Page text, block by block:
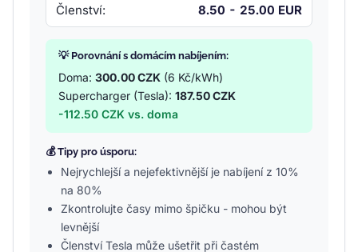
Členství: 8.50 - 25.00 EUR
💡 Porovnání s domácím nabíjením:
Doma: 300.00 CZK (6 Kč/kWh)
Supercharger (Tesla): 187.50 CZK
-112.50 CZK vs. doma
💰 Tipy pro úsporu:
Nejrychlejší a nejefektivnější je nabíjení z 10%
na 80%
Zkontrolujte časy mimo špičku - mohou být
levnější
Členství Tesla může ušetřit při častém